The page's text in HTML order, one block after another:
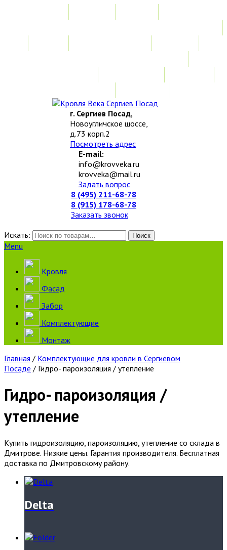
г. Сергиев Посад,
Новоугличское шоссе,
д.73 корп.2
Посмотреть адрес
E-mail:
info@krovveka.ru
krovveka@mail.ru
Задать вопрос
8 (495) 211-68-78
8 (915) 178-68-78
Заказать звонок
Искать:
Поиск
Menu
Кровля
Фасад
Забор
Комплектующие
Монтаж
Главная / Комплектующие для кровли в Сергиевом
Посаде / Гидро- пароизоляция / утепление
Гидро- пароизоляция /
утепление
Купить гидроизоляцию, пароизоляцию, утепление со склада в
Дмитрове. Низкие цены. Гарантия производителя. Бесплатная
доставка по Дмитровскому району.
Delta